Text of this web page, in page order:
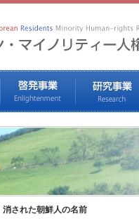
消された朝鮮人の名前